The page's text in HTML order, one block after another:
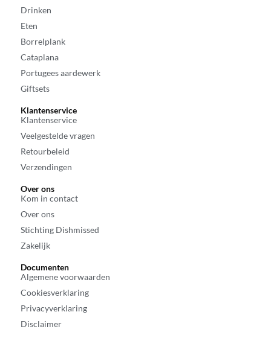
Drinken
Eten
Borrelplank
Cataplana
Portugees aardewerk
Giftsets
Klantenservice
Klantenservice
Veelgestelde vragen
Retourbeleid
Verzendingen
Over ons
Kom in contact
Over ons
Stichting Dishmissed
Zakelijk
Documenten
Algemene voorwaarden
Cookiesverklaring
Privacyverklaring
Disclaimer